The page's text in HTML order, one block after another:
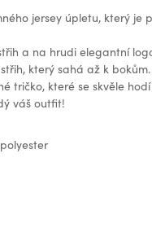
jersey úpletu, který je
a na hrudi elegantní
který sahá až k bokům.
tričko, které se skvěle
váš outfit!